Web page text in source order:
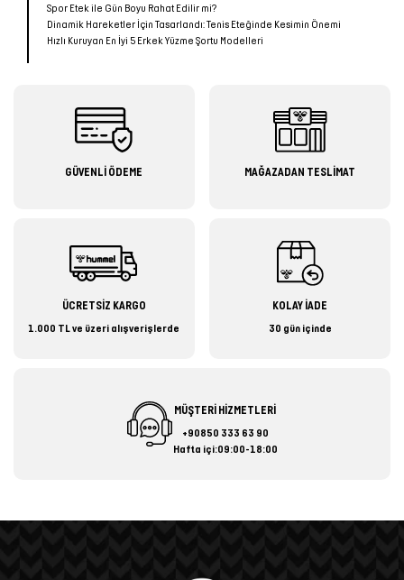
Spor Etek ile Gün Boyu Rahat Edilir mi?
Dinamik Hareketler İçin Tasarlandı: Tenis Eteğinde Kesimin Önemi
Hızlı Kuruyan En İyi 5 Erkek Yüzme Şortu Modelleri
GÜVENLİ ÖDEME MAĞAZADAN TESLİMAT
ÜCRETSİZ KARGO
1.000 TL ve üzeri alışverişlerde
KOLAY İADE
30 gün içinde
MÜŞTERİ HİZMETLERİ
+90850 333 63 90
Hafta içi:09:00-18:00